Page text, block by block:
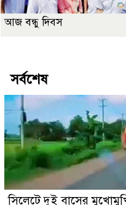
আজ বন্ধু দিবস
সর্বশেষ
সিলেটে দুই বাসের